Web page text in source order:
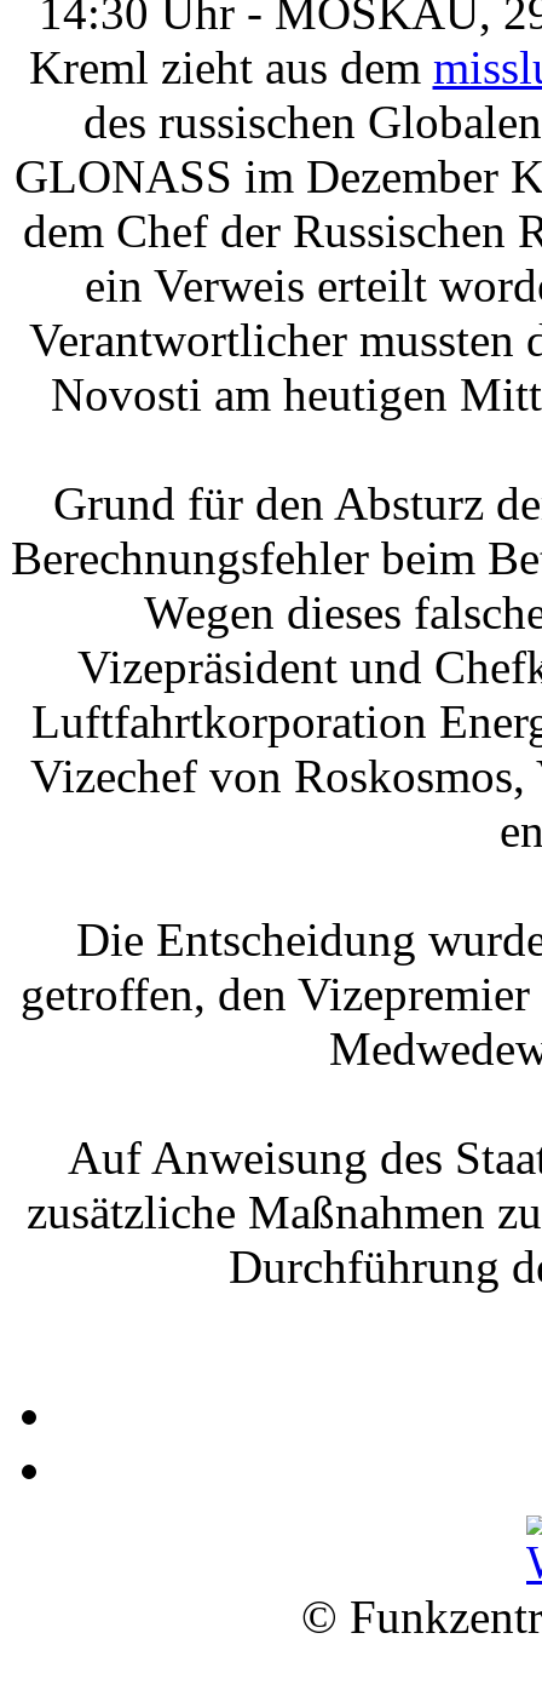
14:30 Uhr - MOSKAU,
Kreml zieht aus dem
des russischen
GLONASS im Dezember
dem Chef der Russischen
ein Verweis erteilt
Verantwortlicher mussten
Novosti am heutigen
Grund für den Absturz
Berechnungsfehler beim
Wegen dieses
Vizepräsident und
Luftfahrtkorporation
Vizechef von
Die Entscheidung
getroffen, den
Auf Anweisung des
zusätzliche Maßnahmen
Durchführung
©